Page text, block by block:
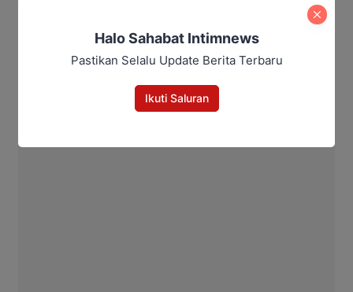
Halo Sahabat Intimnews
Pastikan Selalu Update Berita Terbaru
Ikuti Saluran